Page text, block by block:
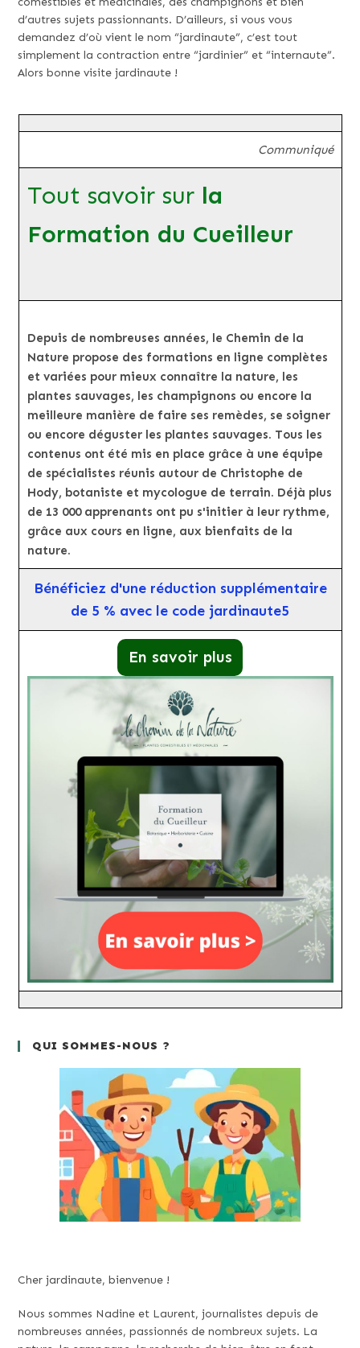
d’autres sujets passionnants. D’ailleurs, si vous vous
demandez d’où vient le nom “jardinaute”, c’est tout
simplement la contraction entre “jardinier” et “internaute”.
Alors bonne visite jardinaute !
Communiqué
Tout savoir sur la
Formation du Cueilleur
Depuis de nombreuses années, le Chemin de la
Nature propose des formations en ligne complètes
et variées pour mieux connaître la nature, les
plantes sauvages, les champignons ou encore la
meilleure manière de faire ses remèdes, se soigner
ou encore déguster les plantes sauvages. Tous les
contenus ont été mis en place grâce à une équipe
de spécialistes réunis autour de Christophe de
Hody, botaniste et mycologue de terrain. Déjà plus
de 13 000 apprenants ont pu s'initier à leur rythme,
grâce aux cours en ligne, aux bienfaits de la
nature.
Bénéficiez d'une réduction supplémentaire
de 5 % avec le code jardinaute5
En savoir plus
QUI SOMMES-NOUS ?
Cher jardinaute, bienvenue !
Nous sommes Nadine et Laurent, journalistes depuis de
nombreuses années, passionnés de nombreux sujets. La